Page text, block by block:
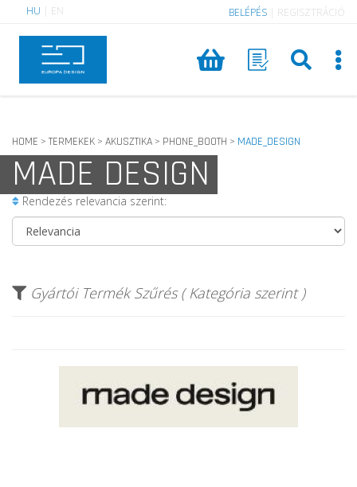
HU EN BELÉPÉS REGISZTRÁCIÓ
HOME > TERMEKEK > AKUSZTIKA > PHONE_BOOTH > MADE_DESIGN
MADE DESIGN
Rendezés relevancia szerint:
Gyártói Termék Szűrés ( Kategória szerint )